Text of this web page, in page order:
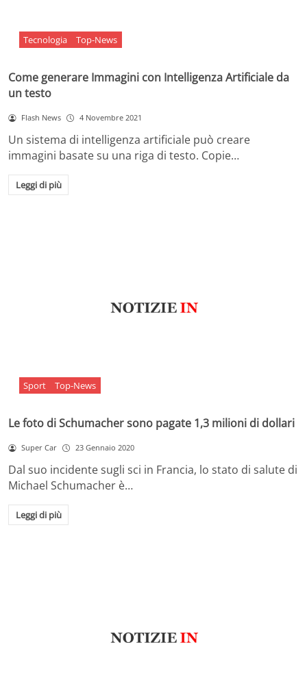
Tecnologia Top-News
Come generare Immagini con Intelligenza Artificiale da
un testo
Flash News 4 Novembre 2021
Un sistema di intelligenza artificiale può creare
immagini basate su una riga di testo. Copie…
Leggi di più
Sport Top-News
Le foto di Schumacher sono pagate 1,3 milioni di dollari
Super Car 23 Gennaio 2020
Dal suo incidente sugli sci in Francia, lo stato di salute di
Michael Schumacher è…
Leggi di più